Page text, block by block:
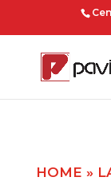
HOME »